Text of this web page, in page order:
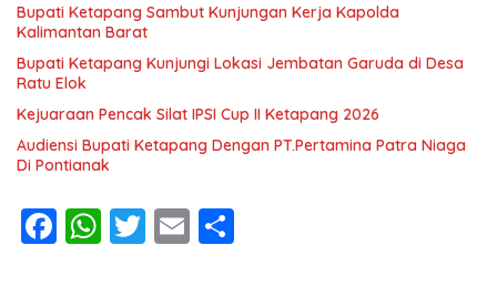
Bupati Ketapang Sambut Kunjungan Kerja Kapolda
Kalimantan Barat
Bupati Ketapang Kunjungi Lokasi Jembatan Garuda di Desa
Ratu Elok
Kejuaraan Pencak Silat IPSI Cup II Ketapang 2026
Audiensi Bupati Ketapang Dengan PT.Pertamina Patra Niaga
Di Pontianak
F
ac
W
h
T
w
E
m